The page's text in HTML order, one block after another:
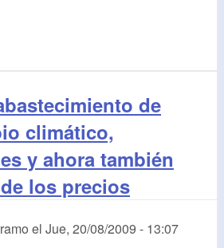
de
climático,
y ahora también
los precios
el Jue, 20/08/2009 - 13:07